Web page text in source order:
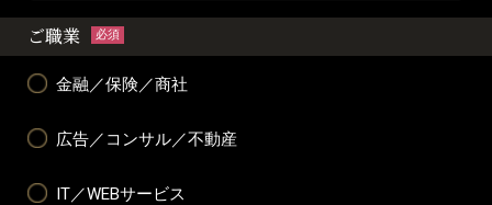
ご職業 必須
金融／保険／商社
広告／コンサル／不動産
IT／WEBサービス